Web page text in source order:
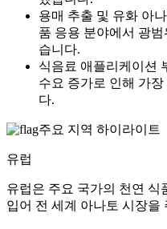
용매 추출 및 유화 아
품 응용 분야에서 광
습니다.
식음료 애플리케이션
수요 증가로 인해 가
다.
주요 지역 하이라이트
유럽
유럽은 주요 국가의 천연 식
입어 전 세계 아나토 시장을